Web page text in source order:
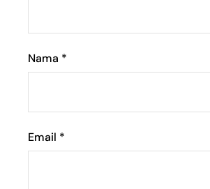
Nama *
Email *